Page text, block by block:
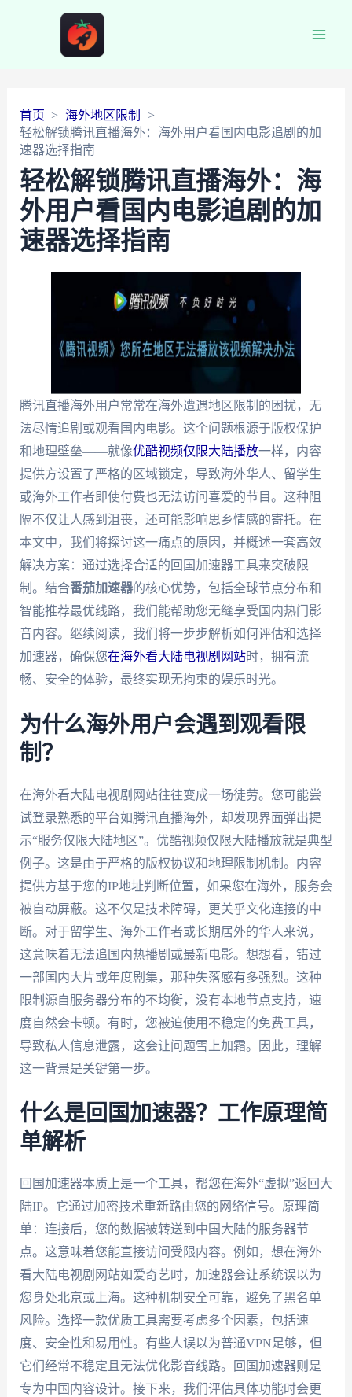
首页
海外地区限制
轻松解锁腾讯直播海外：海外用户看国内电影追剧的加
速器选择指南
轻松解锁腾讯直播海外：海
外用户看国内电影追剧的加
速器选择指南
腾讯直播海外用户常常在海外遭遇地区限制的困扰，无
法尽情追剧或观看国内电影。这个问题根源于版权保护
和地理壁垒——就像优酷视频仅限大陆播放一样，内容
提供方设置了严格的区域锁定，导致海外华人、留学生
或海外工作者即使付费也无法访问喜爱的节目。这种阻
隔不仅让人感到沮丧，还可能影响思乡情感的寄托。在
本文中，我们将探讨这一痛点的原因，并概述一套高效
解决方案：通过选择合适的回国加速器工具来突破限
制。结合番茄加速器的核心优势，包括全球节点分布和
智能推荐最优线路，我们能帮助您无缝享受国内热门影
音内容。继续阅读，我们将一步步解析如何评估和选择
加速器，确保您在海外看大陆电视剧网站时，拥有流
畅、安全的体验，最终实现无拘束的娱乐时光。
为什么海外用户会遇到观看限
制？
在海外看大陆电视剧网站往往变成一场徒劳。您可能尝
试登录熟悉的平台如腾讯直播海外，却发现界面弹出提
示“服务仅限大陆地区”。优酷视频仅限大陆播放就是典型
例子。这是由于严格的版权协议和地理限制机制。内容
提供方基于您的IP地址判断位置，如果您在海外，服务会
被自动屏蔽。这不仅是技术障碍，更关乎文化连接的中
断。对于留学生、海外工作者或长期居外的华人来说，
这意味着无法追国内热播剧或最新电影。想想看，错过
一部国内大片或年度剧集，那种失落感有多强烈。这种
限制源自服务器分布的不均衡，没有本地节点支持，速
度自然会卡顿。有时，您被迫使用不稳定的免费工具，
导致私人信息泄露，这会让问题雪上加霜。因此，理解
这一背景是关键第一步。
什么是回国加速器？工作原理简
单解析
回国加速器本质上是一个工具，帮您在海外“虚拟”返回大
陆IP。它通过加密技术重新路由您的网络信号。原理简
单：连接后，您的数据被转送到中国大陆的服务器节
点。这意味着您能直接访问受限内容。例如，想在海外
看大陆电视剧网站如爱奇艺时，加速器会让系统误以为
您身处北京或上海。这种机制安全可靠，避免了黑名单
风险。选择一款优质工具需要考虑多个因素，包括速
度、安全性和易用性。有些人误以为普通VPN足够，但
它们经常不稳定且无法优化影音线路。回国加速器则是
专为中国内容设计。接下来，我们评估具体功能时会更